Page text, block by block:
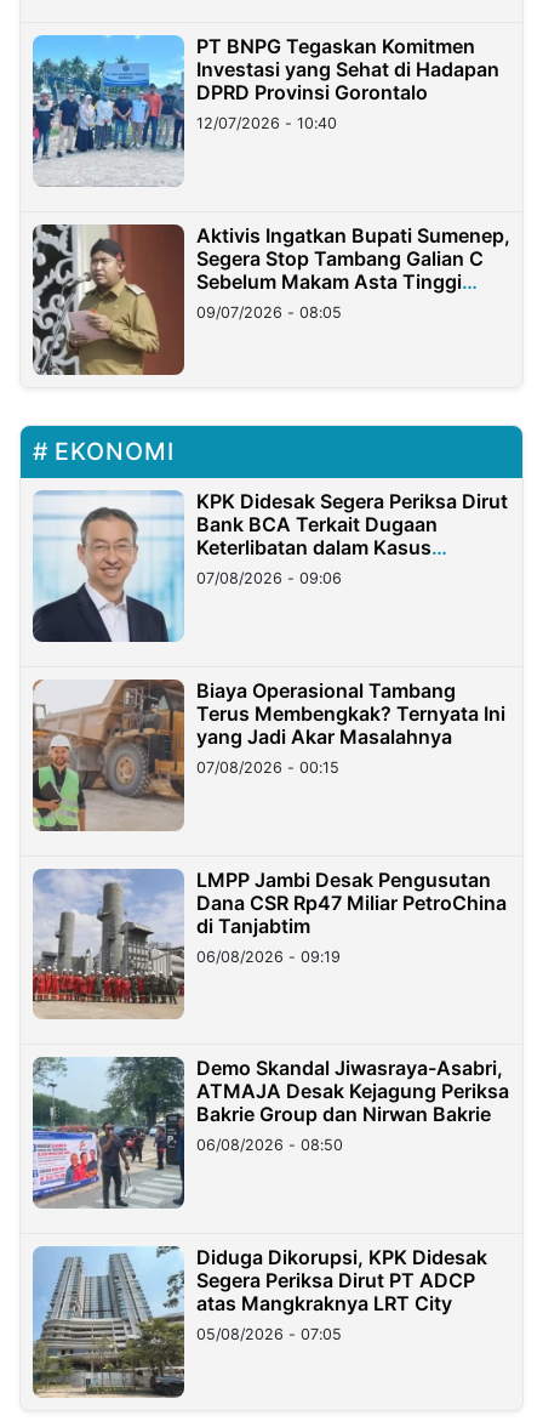
PT BNPG Tegaskan Komitmen
Investasi yang Sehat di Hadapan
DPRD Provinsi Gorontalo
12/07/2026 - 10:40
Aktivis Ingatkan Bupati Sumenep,
Segera Stop Tambang Galian C
Sebelum Makam Asta Tinggi
Longsor
09/07/2026 - 08:05
EKONOMI
KPK Didesak Segera Periksa Dirut
Bank BCA Terkait Dugaan
Keterlibatan dalam Kasus
Hilangnya Dana Nasabah Rp2,58
Miliar
07/08/2026 - 09:06
Biaya Operasional Tambang
Terus Membengkak? Ternyata Ini
yang Jadi Akar Masalahnya
07/08/2026 - 00:15
LMPP Jambi Desak Pengusutan
Dana CSR Rp47 Miliar PetroChina
di Tanjabtim
06/08/2026 - 09:19
Demo Skandal Jiwasraya-Asabri,
ATMAJA Desak Kejagung Periksa
Bakrie Group dan Nirwan Bakrie
06/08/2026 - 08:50
Diduga Dikorupsi, KPK Didesak
Segera Periksa Dirut PT ADCP
atas Mangkraknya LRT City
05/08/2026 - 07:05